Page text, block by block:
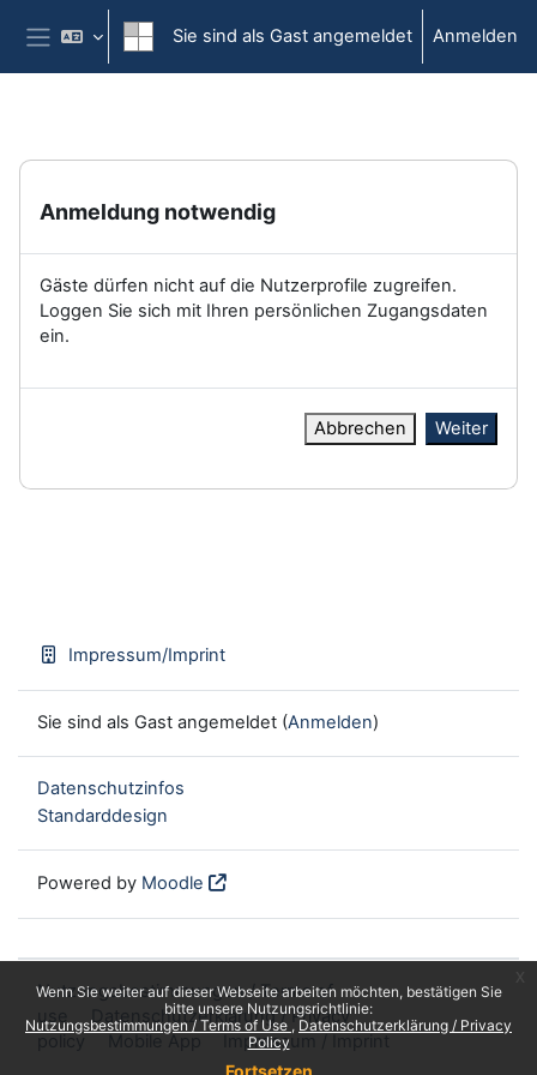
Zum Hauptinhalt
Wenn Sie weiter auf dieser Webseite arbeiten möchten, bestätigen Sie
bitte unsere Nutzungsrichtlinie:
Nutzungsbestimmungen / Terms of Use
Datenschutzerklärung / Privacy
Policy
Fortsetzen
Website-Übersicht
Sie sind als Gast angemeldet Anmelden
Anmeldung notwendig
Gäste dürfen nicht auf die Nutzerprofile zugreifen.
Loggen Sie sich mit Ihren persönlichen Zugangsdaten
ein.
Abbrechen Weiter
Impressum/Imprint
Sie sind als Gast angemeldet (Anmelden)
Datenschutzinfos
Standarddesign
Powered by Moodle
Nutzungsbestimmungen / Terms of
use
Datenschutzerklärung / Privacy
policy
Mobile App Impressum / Imprint